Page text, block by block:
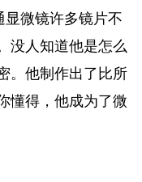
微镜许多镜片不
没人知道他是怎么
。他制作出了比所
懂得，他成为了微